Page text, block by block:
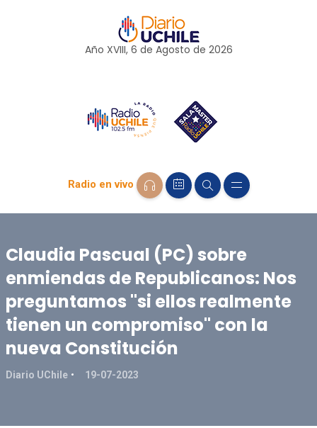
Año XVIII, 6 de Agosto de 2026
Radio en vivo
Claudia Pascual (PC) sobre
enmiendas de Republicanos: Nos
preguntamos "si ellos realmente
tienen un compromiso" con la
nueva Constitución
Diario UChile 19-07-2023